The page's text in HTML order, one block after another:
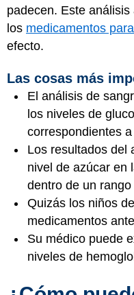
padecen. Este
los medicamentos
efecto.
Las cosas más
El análisis de
los niveles de
correspondientes
Los resultados del
nivel de azúcar en
dentro de un
Quizás los niños
medicamentos
Su médico puede
niveles de